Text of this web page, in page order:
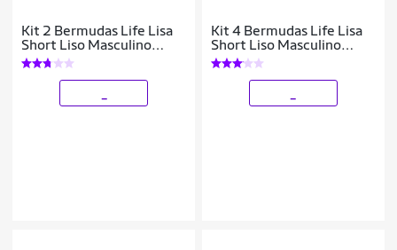
Kit 2 Bermudas Life Lisa
Short Liso Masculino
Básico Mauricinho Tactel
Kit 4 Bermudas Life Lisa
Short Liso Masculino
Básico Mauricinho Tactel